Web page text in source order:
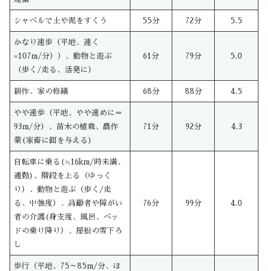
シャベルで土や泥をすくう 55分 72分 5.5
かなり速歩（平地、速く
=107m/分））、動物と遊ぶ
（歩く/走る、活発に）
61分 79分 5.0
耕作、家の修繕 68分 88分 4.5
やや速歩（平地、やや速めに＝
93m/分）、苗木の植栽、農作
業(家畜に餌を与える)
71分 92分 4.3
自転車に乗る(≒16km/時未満、
通勤)、階段を上る（ゆっく
り）、動物と遊ぶ（歩く/走
る、中強度）、高齢者や障がい
者の介護(身支度、風呂、ベッ
ドの乗り降り）、屋根の雪下ろ
し
76分 99分 4.0
歩行（平地、75～85m/分、ほ